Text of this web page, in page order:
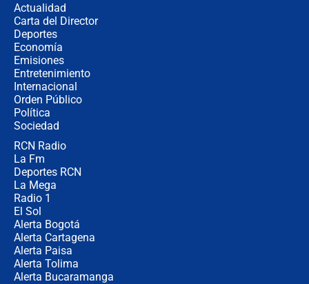
Actualidad
Carta del Director
Deportes
Economía
Emisiones
Entretenimiento
Internacional
Orden Público
Política
Sociedad
RCN Radio
La Fm
Deportes RCN
La Mega
Radio 1
El Sol
Alerta Bogotá
Alerta Cartagena
Alerta Paisa
Alerta Tolima
Alerta Bucaramanga